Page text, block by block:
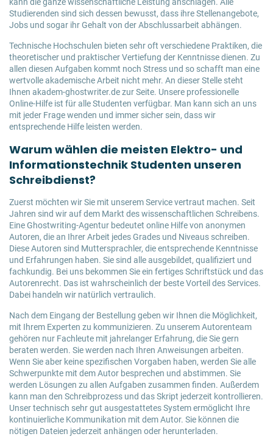
kann die ganze wissenschaftliche Leistung anschlagen. Alle
Studierenden sind sich dessen bewusst, dass ihre Stellenangebote,
Jobs und sogar ihr Gehalt von der Abschlussarbeit abhängen.
Technische Hochschulen bieten sehr oft verschiedene Praktiken, die
theoretischer und praktischer Vertiefung der Kenntnisse dienen. Zu
allen diesen Aufgaben kommt noch Stress und so schafft man eine
wertvolle akademische Arbeit nicht mehr. An dieser Stelle steht
Ihnen akadem-ghostwriter.de zur Seite. Unsere professionelle
Online-Hilfe ist für alle Studenten verfügbar. Man kann sich an uns
mit jeder Frage wenden und immer sicher sein, dass wir
entsprechende Hilfe leisten werden.
Warum wählen die meisten Elektro- und
Informationstechnik Studenten unseren
Schreibdienst?
Zuerst möchten wir Sie mit unserem Service vertraut machen. Seit
Jahren sind wir auf dem Markt des wissenschaftlichen Schreibens.
Eine Ghostwriting-Agentur bedeutet online Hilfe von anonymen
Autoren, die an Ihrer Arbeit jedes Grades und Niveaus schreiben.
Diese Autoren sind Muttersprachler, die entsprechende Kenntnisse
und Erfahrungen haben. Sie sind alle ausgebildet, qualifiziert und
fachkundig. Bei uns bekommen Sie ein fertiges Schriftstück und das
Autorenrecht. Das ist wahrscheinlich der beste Vorteil des Services.
Dabei handeln wir natürlich vertraulich.
Nach dem Eingang der Bestellung geben wir Ihnen die Möglichkeit,
mit Ihrem Experten zu kommunizieren. Zu unserem Autorenteam
gehören nur Fachleute mit jahrelanger Erfahrung, die Sie gern
beraten werden. Sie werden nach Ihren Anweisungen arbeiten.
Wenn Sie aber keine spezifischen Vorgaben haben, werden Sie alle
Schwerpunkte mit dem Autor besprechen und abstimmen. Sie
werden Lösungen zu allen Aufgaben zusammen finden. Außerdem
kann man den Schreibprozess und das Skript jederzeit kontrollieren.
Unser technisch sehr gut ausgestattetes System ermöglicht Ihre
kontinuierliche Kommunikation mit dem Autor. Sie können die
nötigen Dateien jederzeit anhängen oder herunterladen.